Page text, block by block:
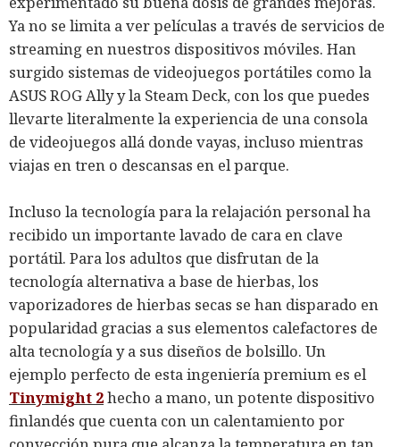
Ya no se limita a ver películas a través de servicios de
streaming en nuestros dispositivos móviles. Han
surgido sistemas de videojuegos portátiles como la
ASUS ROG Ally y la Steam Deck, con los que puedes
llevarte literalmente la experiencia de una consola
de videojuegos allá donde vayas, incluso mientras
viajas en tren o descansas en el parque.
Incluso la tecnología para la relajación personal ha
recibido un importante lavado de cara en clave
portátil. Para los adultos que disfrutan de la
tecnología alternativa a base de hierbas, los
vaporizadores de hierbas secas se han disparado en
popularidad gracias a sus elementos calefactores de
alta tecnología y a sus diseños de bolsillo. Un
ejemplo perfecto de esta ingeniería premium es el
Tinymight 2hecho a mano, un potente dispositivo
finlandés que cuenta con un calentamiento por